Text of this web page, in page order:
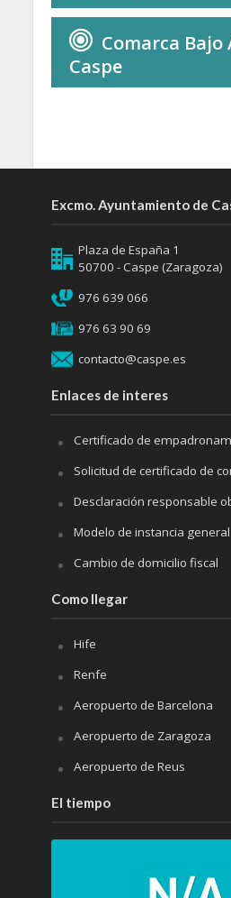
Comarca Bajo
Caspe
Excmo. Ayuntamiento de
Plaza de España 1
50700 - Caspe (Zaragoza)
976 639 066
976 63 90 69
contacto@caspe.es
Enlaces de interes
Certificado de
Solicitud de certificado de
Desclaración responsable
Modelo de instancia general
Cambio de domicilio fiscal
Como llegar
Hife
Renfe
Aeropuerto de Barcelona
Aeropuerto de Zaragoza
Aeropuerto de Reus
El tiempo